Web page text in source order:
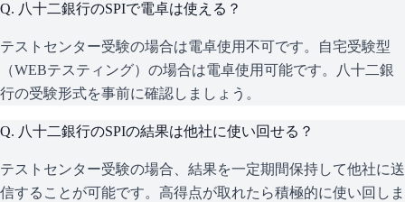
Q. 八十二銀行のSPIで電卓は使える？
テストセンター受験の場合は電卓使用不可です。自宅受験型
（WEBテスティング）の場合は電卓使用可能です。八十二銀
行の受験形式を事前に確認しましょう。
Q. 八十二銀行のSPIの結果は他社に使い回せる？
テストセンター受験の場合、結果を一定期間保持して他社に送
信することが可能です。高得点が取れたら積極的に使い回しま